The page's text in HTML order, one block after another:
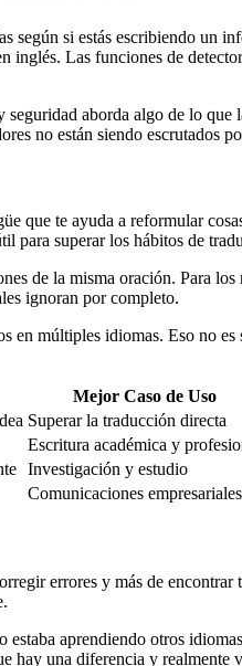
según si estás escribiendo
inglés. Las funciones de
aborda algo de lo
no están siendo escrutados
que te ayuda a reformular
para superar los hábitos de
de la misma oración. Para
ignoran por completo.
múltiples idiomas. Eso no
Mejor Caso de Uso
Superar la traducción directa
Escritura académica y
Investigación y estudio
Comunicaciones empresariales
errores y más de
aprendiendo otros
hay una diferencia y realmente